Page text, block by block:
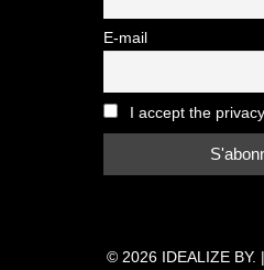
E-mail
I accept the
© 2026 IDEALIZE BY. |